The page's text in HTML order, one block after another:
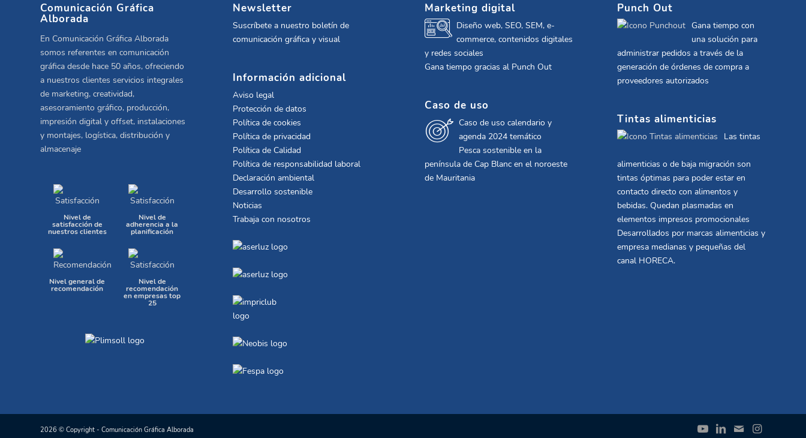
Comunicación Gráfica
Alborada
En Comunicación Gráfica Alborada
somos referentes en comunicación
gráfica desde hace 50 años, ofreciendo
a nuestros clientes servicios integrales
de marketing, creatividad,
asesoramiento gráfico, producción,
impresión digital y offset, instalaciones
y montajes, logística, distribución y
almacenaje
Nivel de
satisfacción de
nuestros clientes
Nivel de
adherencia a la
planificación
Nivel general de
recomendación
Nivel de
recomendación
en empresas top
25
Newsletter
Suscríbete a nuestro boletín de
comunicación gráfica y visual
Información adicional
Aviso legal
Protección de datos
Política de cookies
Política de privacidad
Política de Calidad
Política de responsabilidad laboral
Declaración ambiental
Desarrollo sostenible
Noticias
Trabaja con nosotros
Marketing digital
Diseño web, SEO, SEM, e-
commerce, contenidos digitales
y redes sociales
Gana tiempo gracias al Punch Out
Caso de uso
Caso de uso calendario y
agenda 2024 temático
Pesca sostenible en la
península de Cap Blanc en el noroeste
de Mauritania
Punch Out
Gana tiempo con
una solución para
administrar pedidos a través de la
generación de órdenes de compra a
proveedores autorizados
Tintas alimenticias
Las tintas
alimenticias o de baja migración son
tintas óptimas para poder estar en
contacto directo con alimentos y
bebidas. Quedan plasmadas en
elementos impresos promocionales
Desarrollados por marcas alimenticias y
empresa medianas y pequeñas del
canal HORECA.
2026 © Copyright - Comunicación Gráfica Alborada